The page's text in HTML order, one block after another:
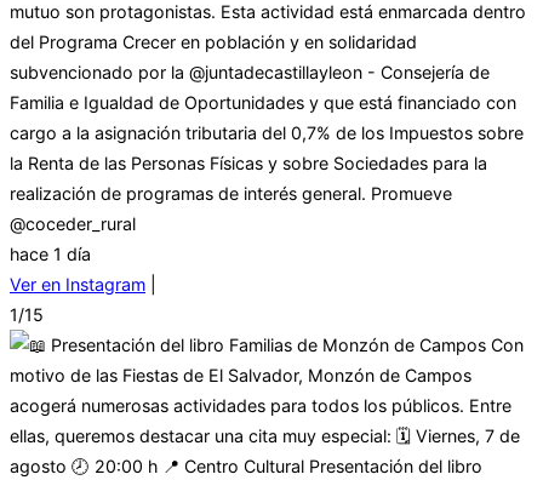
mutuo son protagonistas. Esta actividad está enmarcada dentro
del Programa Crecer en población y en solidaridad
subvencionado por la @juntadecastillayleon - Consejería de
Familia e Igualdad de Oportunidades y que está financiado con
cargo a la asignación tributaria del 0,7% de los Impuestos sobre
la Renta de las Personas Físicas y sobre Sociedades para la
realización de programas de interés general. Promueve
@coceder_rural
hace 1 día
Ver en Instagram
1/15